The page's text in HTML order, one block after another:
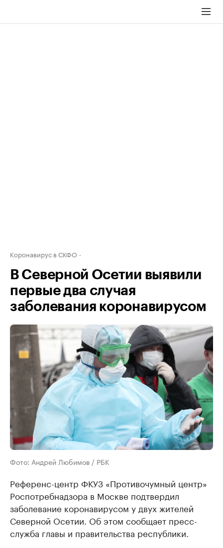
Коронавирус в СКФО
В Северной Осетии выявили
первые два случая
заболевания коронавирусом
Фото: Андрей Любимов / РБК
Референс-центр ФКУЗ «Противочумный центр»
Роспотребнадзора в Москве подтвердил
заболевание коронавирусом у двух жителей
Северной Осетии. Об этом сообщает пресс-
служба главы и правительства республики.